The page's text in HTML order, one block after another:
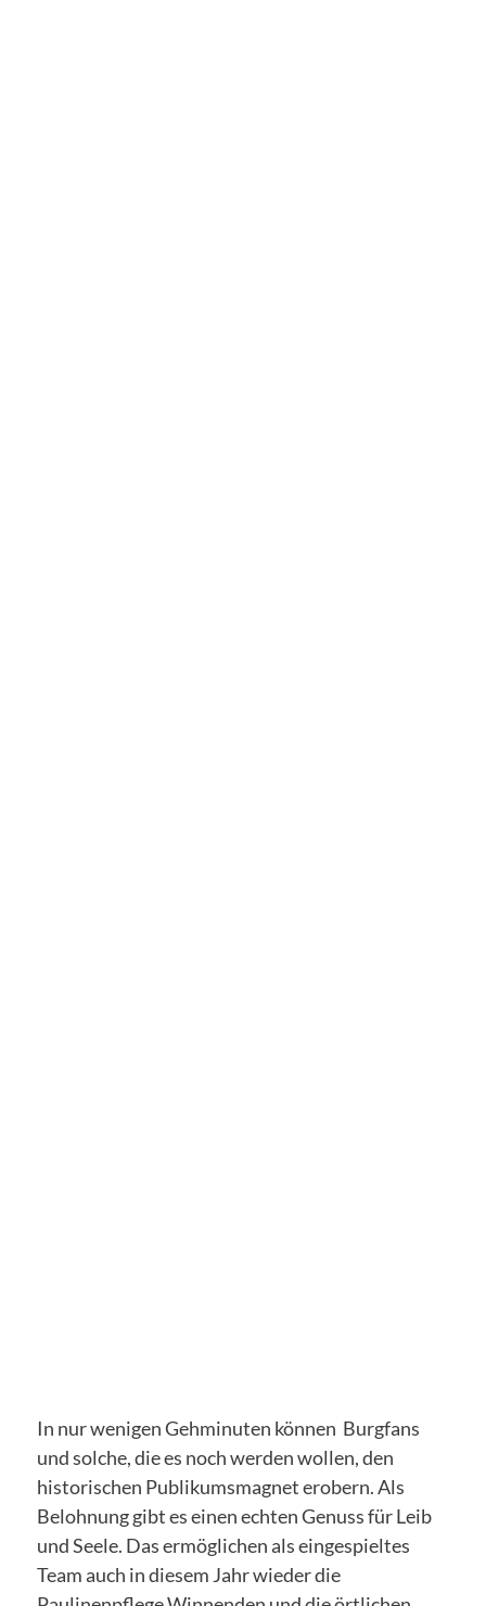
In nur wenigen Gehminuten können Burgfans
und solche, die es noch werden wollen, den
historischen Publikumsmagnet erobern. Als
Belohnung gibt es einen echten Genuss für Leib
und Seele. Das ermöglichen als eingespieltes
Team auch in diesem Jahr wieder die